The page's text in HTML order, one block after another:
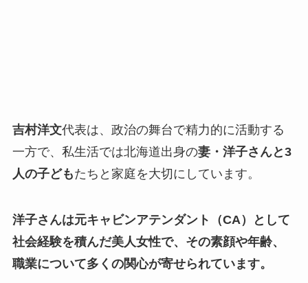
吉村洋文代表は、政治の舞台で精力的に活動する
一方で、私生活では北海道出身の妻・洋子さんと3
人の子どもたちと家庭を大切にしています。
洋子さんは元キャビンアテンダント（CA）として
社会経験を積んだ美人女性で、その素顔や年齢、
職業について多くの関心が寄せられています。